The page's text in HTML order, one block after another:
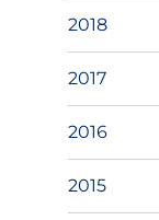
2018
2017
2016
2015